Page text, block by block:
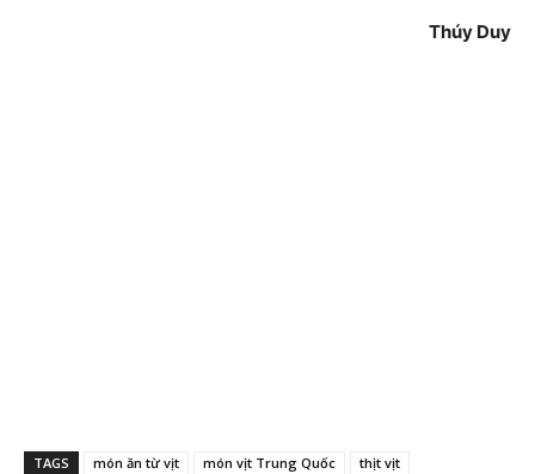
Thúy Duy
TAGS món ăn từ vịt món vịt Trung Quốc
thịt vịt